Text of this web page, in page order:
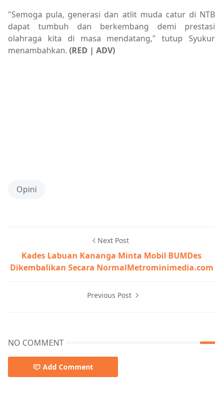
"Semoga pula, generasi dan atlit muda catur di NTB
dapat tumbuh dan berkembang demi prestasi
olahraga kita di masa mendatang," tutup Syukur
menambahkan. (RED | ADV)
Opini
Next Post
Kades Labuan Kananga Minta Mobil BUMDes
Dikembalikan Secara NormalMetrominimedia.com
Previous Post
NO COMMENT
Add Comment